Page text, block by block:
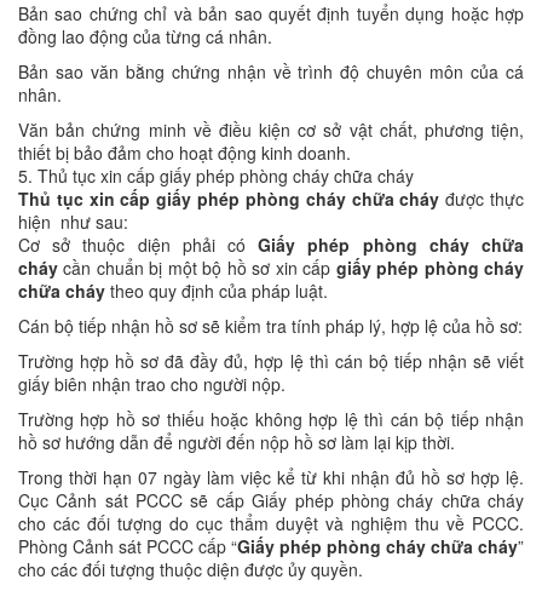
Bản sao chứng chỉ và bản sao quyết định tuyển dụng hoặc hợp
đồng lao động của từng cá nhân.
Bản sao văn bằng chứng nhận về trình độ chuyên môn của cá
nhân.
Văn bản chứng minh về điều kiện cơ sở vật chất, phương tiện,
thiết bị bảo đảm cho hoạt động kinh doanh.
5. Thủ tục xin cấp giấy phép phòng cháy chữa cháy
Thủ tục xin cấp giấy phép phòng cháy chữa cháy được thực
hiện như sau:
Cơ sở thuộc diện phải cóGiấy phép phòng cháy chữa
cháy cần chuẩn bị một bộ hồ sơ xin cấp giấy phép phòng cháy
chữa cháy theo quy định của pháp luật.
Cán bộ tiếp nhận hồ sơ sẽ kiểm tra tính pháp lý, hợp lệ của hồ sơ:
Trường hợp hồ sơ đã đầy đủ, hợp lệ thì cán bộ tiếp nhận sẽ viết
giấy biên nhận trao cho người nộp.
Trường hợp hồ sơ thiếu hoặc không hợp lệ thì cán bộ tiếp nhận
hồ sơ hướng dẫn để người đến nộp hồ sơ làm lại kịp thời.
Trong thời hạn 07 ngày làm việc kể từ khi nhận đủ hồ sơ hợp lệ.
Cục Cảnh sát PCCC sẽ cấp Giấy phép phòng cháy chữa cháy
cho các đối tượng do cục thẩm duyệt và nghiệm thu về PCCC.
Phòng Cảnh sát PCCC cấp “Giấy phép phòng cháy chữa cháy”
cho các đối tượng thuộc diện được ủy quyền.